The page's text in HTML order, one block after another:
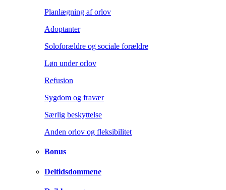
Planlægning af orlov
Adoptanter
Soloforældre og sociale forældre
Løn under orlov
Refusion
Sygdom og fravær
Særlig beskyttelse
Anden orlov og fleksibilitet
Bonus
Deltidsdommene